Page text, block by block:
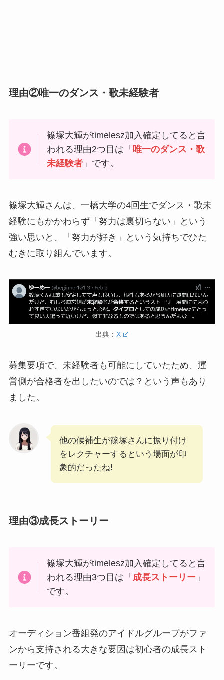
理由②唯一のダンス・歌未経験者
篠塚大輝がtimelesz加入確定してると言
われる理由2つ目は「 唯一のダンス・歌
未経験者 」です。
篠塚大輝さんは、一橋大学の4回生でダンス・歌未
経験にもかかわらず「努力は裏切らない」という
強い思いと、「努力が好き」という気持ちでひた
むきに取り組んでいます。
出典： X
募集要項で、未経験者も可能にしていたため、運
営側が合格者を出したいのでは？という声もあり
ました。
他の候補生が篠塚さんに振り付け
をレクチャーするという場面が印
象的だったね!
理由③成長ストーリー
篠塚大輝がtimelesz加入確定してると言
われる理由3つ目は「 成長ストーリー 」
です。
オーディション番組発のアイドルグループがファ
ンから支持される大きな要因は初心者の成長スト
ーリーです。